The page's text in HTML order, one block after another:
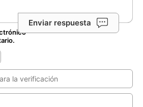
Enviar respuesta